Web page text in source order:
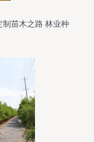
苗木之路 林业种